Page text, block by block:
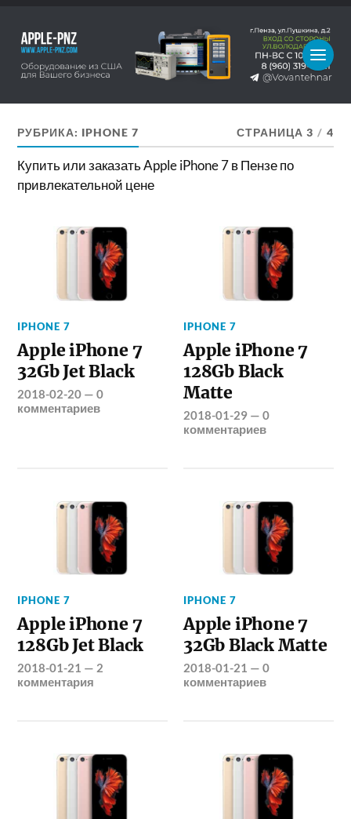
РУБРИКА: IPHONE 7 СТРАНИЦА 3 / 4
Купить или заказать Apple iPhone 7 в Пензе по
привлекательной цене
IPHONE 7
Apple iPhone 7
32Gb Jet Black
2018-02-20 —0
комментариев
IPHONE 7
Apple iPhone 7
128Gb Black
Matte
2018-01-29 —0
комментариев
IPHONE 7
Apple iPhone 7
128Gb Jet Black
2018-01-21 — 2
комментария
IPHONE 7
Apple iPhone 7
32Gb Black Matte
2018-01-21 —0
комментариев